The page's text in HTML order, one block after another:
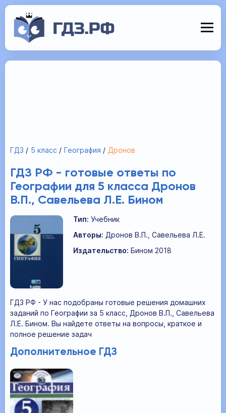
ГДЗ 5 класс География Дронов
ГДЗ РФ - готовые ответы по
Географии для 5 класса Дронов
В.П., Савельева Л.Е. Бином
Тип: Учебник
Авторы: Дронов В.П., Савельева Л.Е.
Издательство: Бином 2018
ГДЗ РФ - У нас подобраны готовые решения домашних
заданий по Географии за 5 класс, Дронов В.П., Савельева
Л.Е. Бином. Вы найдете ответы на вопросы, краткое и
полное решение задач
Дополнительное ГДЗ